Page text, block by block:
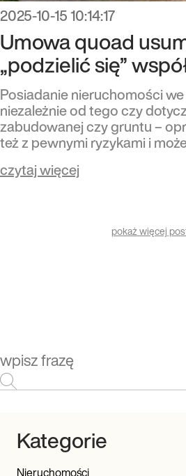
2025-10-15 10:14:17
Umowa quoad
„podzielić się”
Posiadanie nieruchomości
niezależnie od tego czy
zabudowanej czy gruntu –
też z pewnymi ryzykami i
czytaj więcej
pokaż więcej
Kategorie
Nieruchomości